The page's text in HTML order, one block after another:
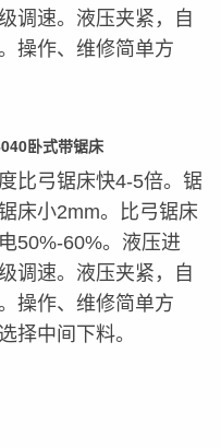
调速。液压夹紧，自
操作、维修简单方
卧式带锯床
比弓锯床快4-5倍。锯
床小2mm。比弓锯床
50%-60%。液压进
调速。液压夹紧，自
操作、维修简单方
择中间下料。